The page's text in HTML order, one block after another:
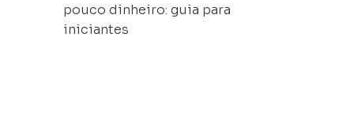
pouco dinheiro: guia para
iniciantes